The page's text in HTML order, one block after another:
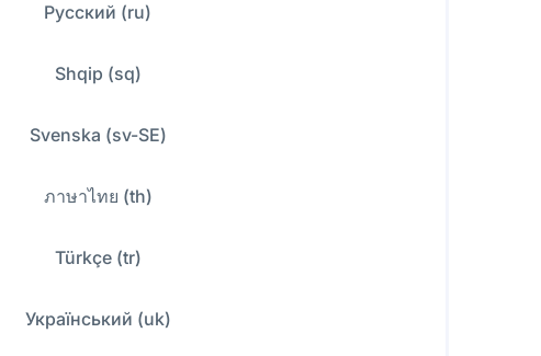
Русский (ru)
Shqip (sq)
Svenska (sv-SE)
ภาษาไทย (th)
Türkçe (tr)
Український (uk)